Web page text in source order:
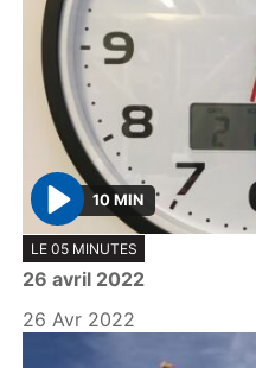
P
l
a
y
10 MIN
LE 05 MINUTES
26 avril 2022
26 Avr 2022